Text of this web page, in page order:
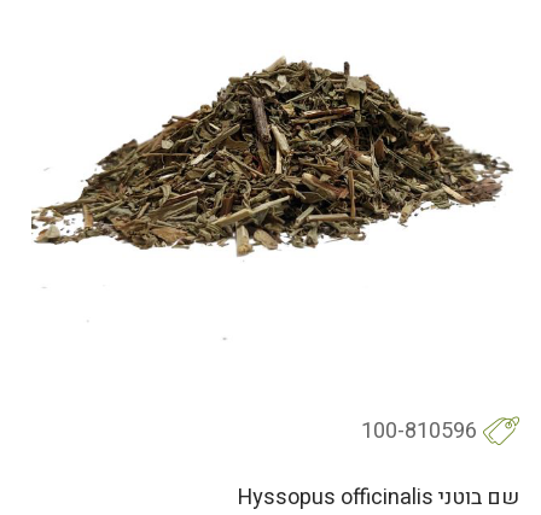
100-810596
שם בוטני Hyssopus officinalis